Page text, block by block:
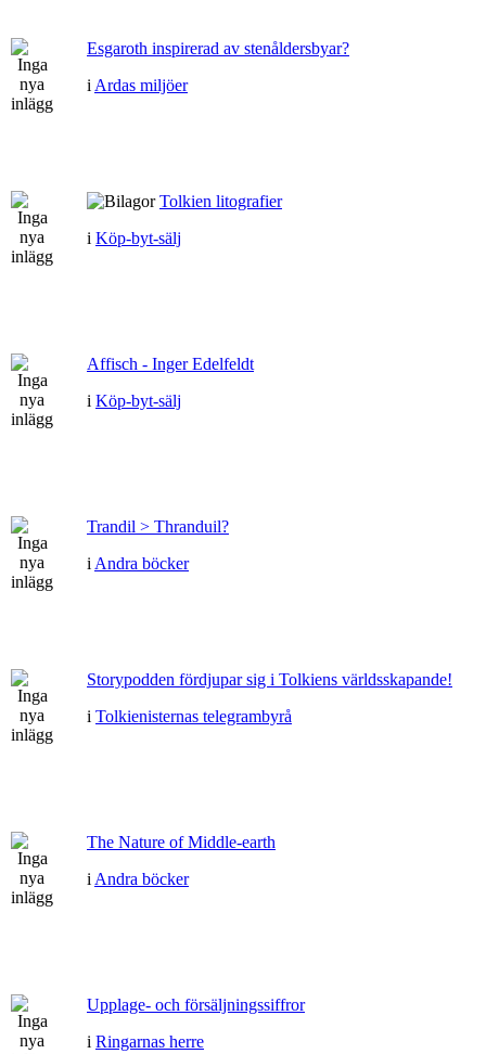
Esgaroth inspirerad av stenåldersbyar?
i Ardas miljöer
Tolkien litografier
i Köp-byt-sälj
Affisch - Inger Edelfeldt
i Köp-byt-sälj
Trandil > Thranduil?
i Andra böcker
Storypodden fördjupar sig i Tolkiens världsskapande!
i Tolkienisternas telegrambyrå
The Nature of Middle-earth
i Andra böcker
Upplage- och försäljningssiffror
i Ringarnas herre